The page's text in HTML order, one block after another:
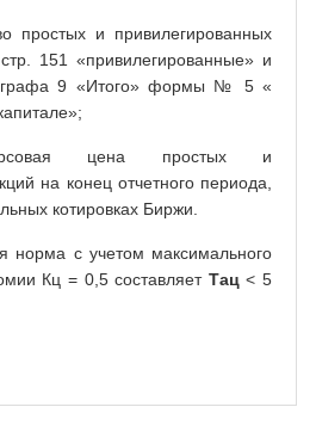
простых и привилегированных
151 «привилегированные» и
графа 9 «Итого» формы № 5 «
цена простых и
на конец отчетного периода,
котировках Биржи.
норма с учетом максимального
Кц = 0,5 составляет Тац< 5